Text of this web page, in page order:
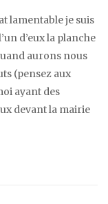
lamentable je suis
d’eux la planche
aurons nous
(pensez aux
ayant des
devant la mairie